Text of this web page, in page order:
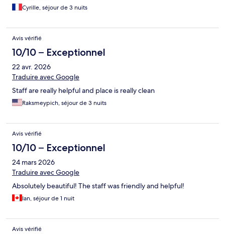
Cyrille, séjour de 3 nuits
Avis vérifié
10/10 – Exceptionnel
22 avr. 2026
Traduire avec Google
Staff are really helpful and place is really clean
Raksmeypich, séjour de 3 nuits
Avis vérifié
10/10 – Exceptionnel
24 mars 2026
Traduire avec Google
Absolutely beautiful! The staff was friendly and helpful!
Ian, séjour de 1 nuit
Avis vérifié